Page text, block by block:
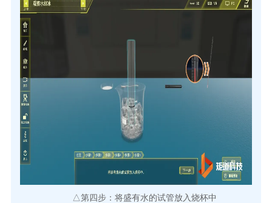
△第四步：将盛有水的试管放入烧杯中